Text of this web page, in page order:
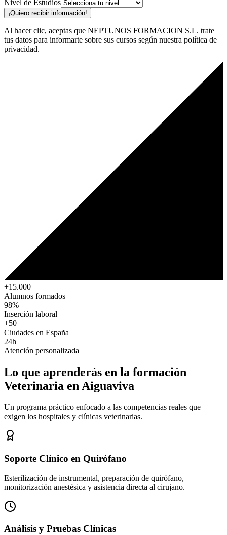
Nivel de Estudios
¡Quiero recibir información!
Al hacer clic, aceptas que NEPTUNOS FORMACION S.L. trate
tus datos para informarte sobre sus cursos según nuestra política de
privacidad.
+15.000
Alumnos formados
98%
Inserción laboral
+50
Ciudades en España
24h
Atención personalizada
Lo que aprenderás en la formación
Veterinaria en Aiguaviva
Un programa práctico enfocado a las competencias reales que
exigen los hospitales y clínicas veterinarias.
Soporte Clínico en Quirófano
Esterilización de instrumental, preparación de quirófano,
monitorización anestésica y asistencia directa al cirujano.
Análisis y Pruebas Clínicas